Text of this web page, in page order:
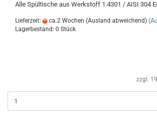
Alle Spültische aus Werkstoff 1.4301 / AISI 304
Lieferzeit: ca.2 Wochen (Ausland abweichend)
Lagerbestand: 0 Stück
zzgl.